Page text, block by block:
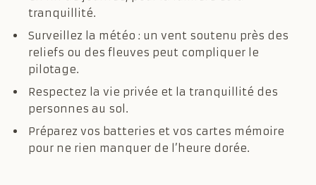
tranquillité.
Surveillez la météo : un vent soutenu près des
reliefs ou des fleuves peut compliquer le
pilotage.
Respectez la vie privée et la tranquillité des
personnes au sol.
Préparez vos batteries et vos cartes mémoire
pour ne rien manquer de l’heure dorée.